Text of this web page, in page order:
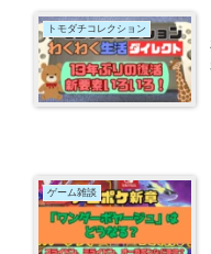
トモダチコレクション
ゲーム雑談